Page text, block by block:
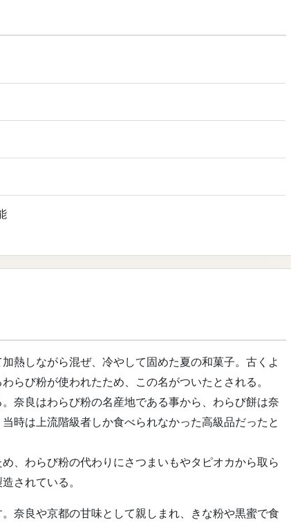
熱しながら混ぜ、冷やして固めた夏の和菓子。古くよ
らび粉が使われたため、この名がついたとされる。
奈良はわらび粉の名産地である事から、わらび餅は奈
時は上流階級者しか食べられなかった高級品だったと
、わらび粉の代わりにさつまいもやタピオカから取ら
されている。
奈良や京都の甘味として親しまれ、きな粉や黒蜜で食